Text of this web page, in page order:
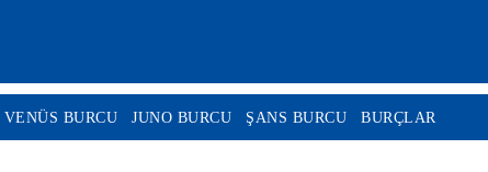
VENÜS BURCU JUNO BURCU ŞANS BURCU BURÇLAR